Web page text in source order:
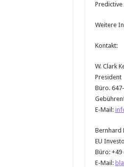
Predictive
Weitere
Kontakt:
W. Clark
President
Büro.
E-Mail:
Bernhard
EU
Büro: +49
E-Mail: